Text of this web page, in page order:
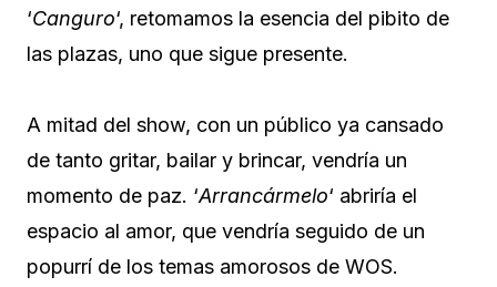
‘Canguro‘, retomamos la esencia del pibito de
las plazas, uno que sigue presente.
A mitad del show, con un público ya cansado
de tanto gritar, bailar y brincar, vendría un
momento de paz. ‘Arrancármelo‘ abriría el
espacio al amor, que vendría seguido de un
popurrí de los temas amorosos de WOS.